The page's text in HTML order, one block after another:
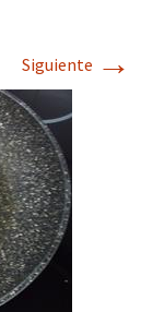
Siguiente →